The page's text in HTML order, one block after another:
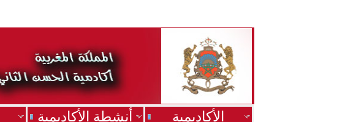
أنشطة الأكاديمية الأكاديمية